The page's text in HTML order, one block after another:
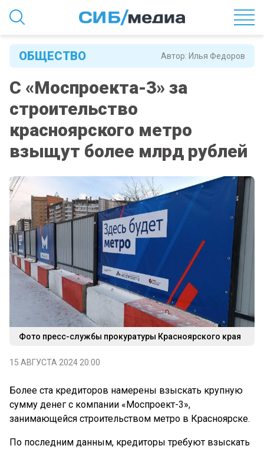
Автор: Илья Федоров
ОБЩЕСТВО
С «Моспроекта-3» за
строительство
красноярского метро
взыщут более млрд рублей
Фото пресс-службы прокуратуры Красноярского края
15 АВГУСТА 2024 20:00
Более ста кредиторов намерены взыскать крупную
сумму денег с компании «Моспроект-3»,
занимающейся строительством метро в Красноярске.
По последним данным, кредиторы требуют взыскать